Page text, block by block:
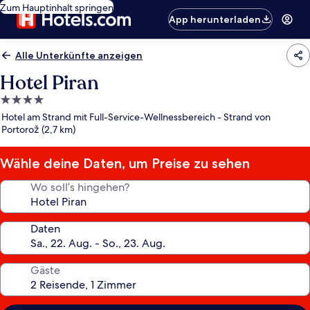
Zum Hauptinhalt springen
App herunterladen
Alle Unterkünfte anzeigen
Hotel Piran
4.0-
Sterne-
Unterkunft
Hotel am Strand mit Full-Service-Wellnessbereich - Strand von
Portorož (2,7 km)
Wähle deine Daten, um Preise zu sehen
Wo soll’s hingehen?
Daten
Gäste